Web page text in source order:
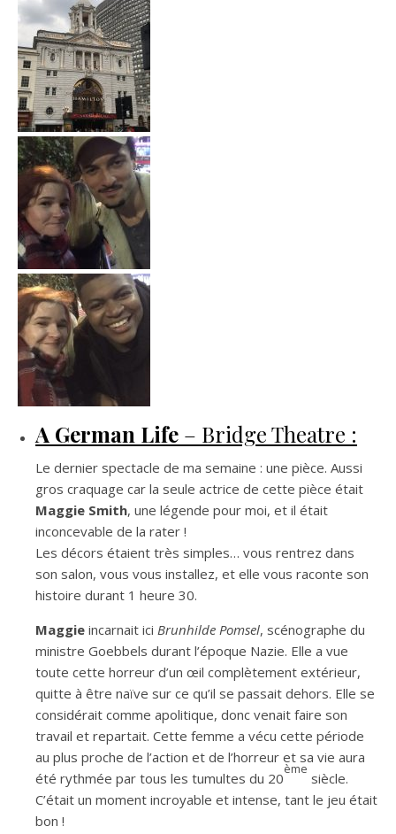
A German Life – Bridge Theatre :
Le dernier spectacle de ma semaine : une pièce. Aussi
gros craquage car la seule actrice de cette pièce était
Maggie Smith, une légende pour moi, et il était
inconcevable de la rater !
Les décors étaient très simples… vous rentrez dans
son salon, vous vous installez, et elle vous raconte son
histoire durant 1 heure 30.
Maggie incarnait ici Brunhilde Pomsel, scénographe du
ministre Goebbels durant l’époque Nazie. Elle a vue
toute cette horreur d’un œil complètement extérieur,
quitte à être naïve sur ce qu’il se passait dehors. Elle se
considérait comme apolitique, donc venait faire son
travail et repartait. Cette femme a vécu cette période
au plus proche de l’action et de l’horreur et sa vie aura
été rythmée par tous les tumultes du 20
ème
siècle.
C’était un moment incroyable et intense, tant le jeu était
bon !